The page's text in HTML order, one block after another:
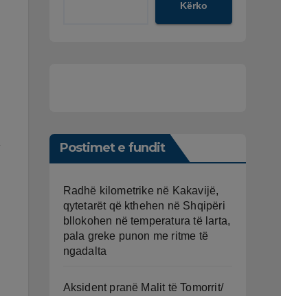
Kërko
Postimet e fundit
Radhë kilometrike në Kakavijë,
qytetarët që kthehen në Shqipëri
bllokohen në temperatura të larta,
pala greke punon me ritme të
ngadalta
Aksident pranë Malit të Tomorrit/